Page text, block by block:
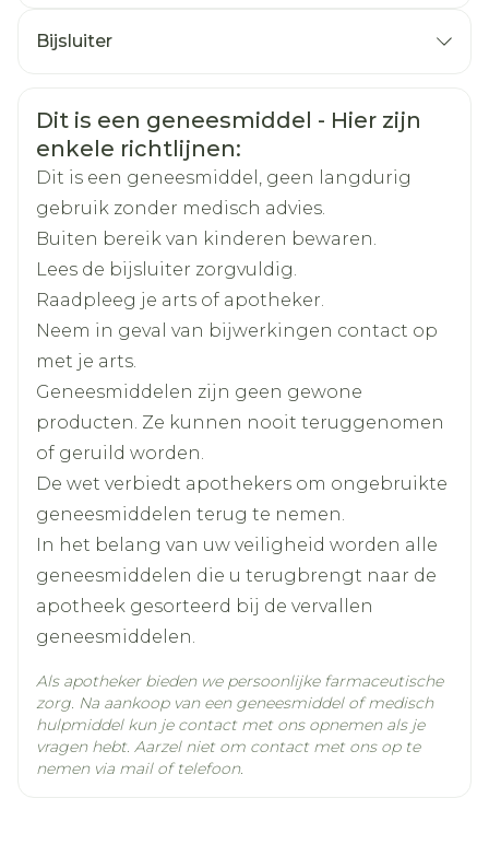
zijn of zich
schuldig, gespannen of depressief voelen.
schimmelinfecties)
infecties)
o Nefazodon (tegen depressie)
Neem uw tabletten eenmaal daags in, bij het
slapengaan of tweemaal daags afhankelijk
van uw ziekte.
Slik uw tabletten in hun geheel door met
water.
U kunt uw tabletten met of zonder voedsel
innemen.
Drink geen pompelmoessap als u
Quetiapine AB inneemt. Dit kan de werking
van het geneesmiddel
beïnvloeden.
Stop niet met het innemen van uw tabletten
zonder overleg met uw arts, ook al voelt u
zich beter.
Merken Aurobindo
Breedte 60 mm
Lengte
Diepte 50 mm
Ingrediënten
quetiapine fumaraat
Behoud
Kamertemperatuur (15°C -
25°C)
Bijsluiter
Veiligheidsinformatie
Dit is een geneesmiddel - Hier zijn
enkele richtlijnen:
Dit is een geneesmiddel, geen langdurig
gebruik zonder medisch advies.
Buiten bereik van kinderen bewaren.
Lees de bijsluiter zorgvuldig.
Raadpleeg je arts of apotheker.
Neem in geval van bijwerkingen contact op
met je arts.
Geneesmiddelen zijn geen gewone
producten. Ze kunnen nooit teruggenomen
of geruild worden.
De wet verbiedt apothekers om ongebruikte
geneesmiddelen terug te nemen.
In het belang van uw veiligheid worden alle
geneesmiddelen die u terugbrengt naar de
apotheek gesorteerd bij de vervallen
geneesmiddelen.
Als apotheker bieden we persoonlijke farmaceutische
zorg. Na aankoop van een geneesmiddel of medisch
hulpmiddel kun je contact met ons opnemen als je
vragen hebt. Aarzel niet om contact met ons op te
nemen via mail of telefoon.